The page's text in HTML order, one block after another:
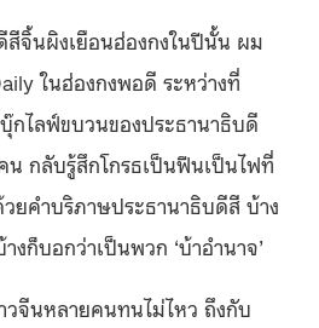
สีจิ้นผิงเยือนฮ่องกงในปีนั้น ผม
ในฮ่องกงพอดี ระหว่างที่
กไลฟ์ขบวนของประธานาธิบดี
กลับรู้สึกโกรธเป็นฟืนเป็นไฟที่
ยคำบริภาษประธานาธิบดีสี บ้าง
งก็บอกว่าเป็นพวก ‘บ้าอำนาจ’
จีนหลายคนทนไม่ไหว ถึงกับ